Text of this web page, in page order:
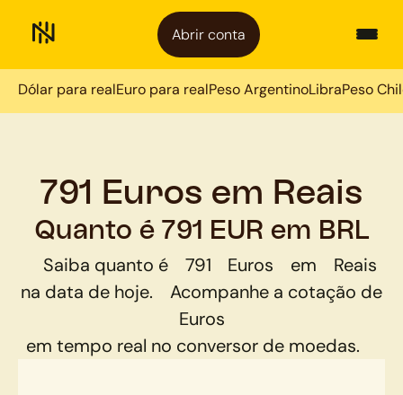
Abrir conta
Dólar para realEuro para realPeso ArgentinoLibraPeso
791 Euros em Reais
Quanto é 791 EUR em BRL
Saiba quanto é 791 Euros em
Reais
na data de hoje.
Acompanhe a cotação de
Euros
em tempo real no conversor de moedas.